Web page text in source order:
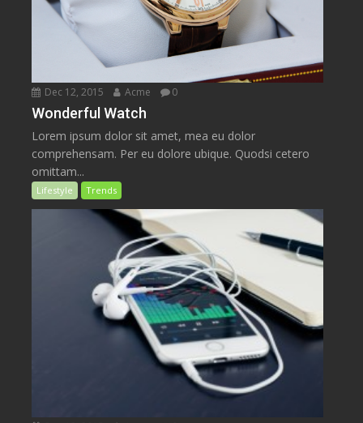
Dec 12, 2015 Acme 0
Wonderful Watch
Lorem ipsum dolor sit amet, mea eu dolor
comprehensam. Per eu dolore ubique. Quodsi cetero
omittam...
Lifestyle Trends